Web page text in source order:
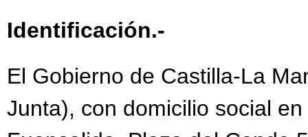
Identificación.-
El Gobierno de Castilla-La
Junta), con domicilio social